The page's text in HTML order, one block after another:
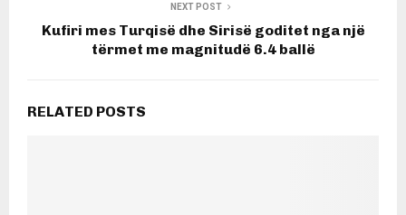
NEXT POST
Kufiri mes Turqisë dhe Sirisë goditet nga një
tërmet me magnitudë 6.4 ballë
RELATED POSTS